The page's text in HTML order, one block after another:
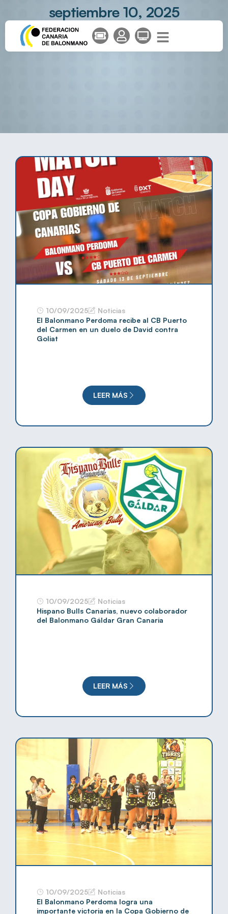
septiembre 10, 2025
10/09/2025
Noticias
El Balonmano Perdoma recibe al CB Puerto
del Carmen en un duelo de David contra
Goliat
LEER MÁS
10/09/2025
Noticias
Hispano Bulls Canarias, nuevo colaborador
del Balonmano Gáldar Gran Canaria
LEER MÁS
10/09/2025
Noticias
El Balonmano Perdoma logra una
importante victoria en la Copa Gobierno de